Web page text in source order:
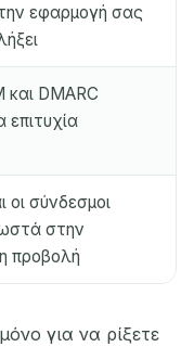
την εφαρμογή σας
και DMARC
επιτυχία
οι σύνδεσμοι
στην
προβολή
για να ρίξετε